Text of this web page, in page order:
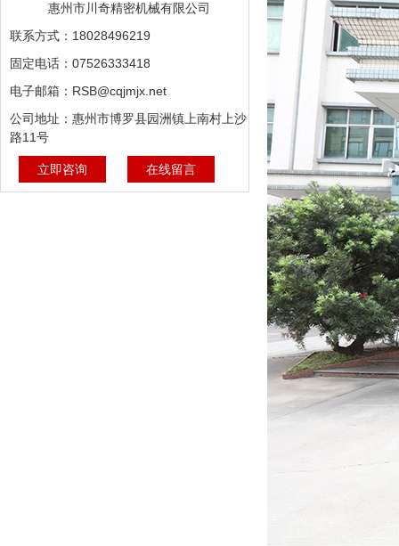
惠州市川奇精密机械有限公司
联系方式：18028496219
固定电话：07526333418
电子邮箱：RSB@cqjmjx.net
公司地址：惠州市博罗县园洲镇上南村上沙
路11号
立即咨询 在线留言